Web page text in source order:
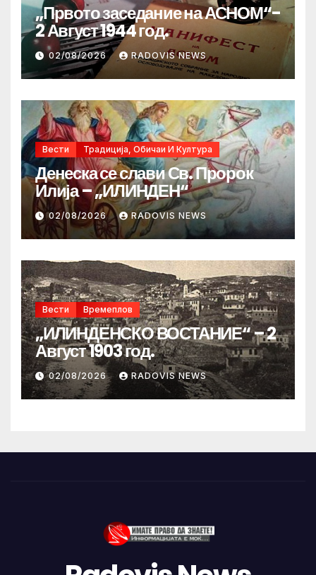
„Првото заседание на АСНОМ“-
2 Август 1944 год.
02/08/2026 RADOVIS NEWS
Вести Традиција, Обичаи И Култура
Денеска се слави Св. Пророк
Илија – „ИЛИНДЕН“
02/08/2026 RADOVIS NEWS
Вести Времеплов
„ИЛИНДЕНСКО ВОСТАНИЕ“ – 2
Август 1903 год.
02/08/2026 RADOVIS NEWS